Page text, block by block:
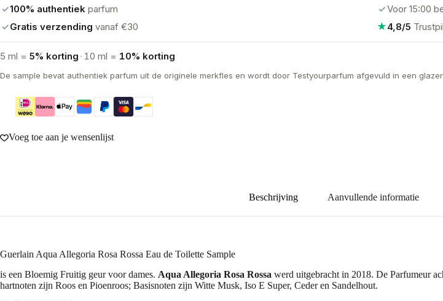
Eau
Toilette
aantal
✓100% authentiek parfum ✓Voor 15:00
✓Gratis verzending vanaf €30 ★4,8/5
5 ml = 5% korting · 10 ml = 10% korting
De sample bevat authentiek parfum uit de originele merkfles en wordt door Testyourparfum afgevuld in een
Voeg toe aan je wensenlijst
Beschrijving Aanvullende informatie
Guerlain Aqua Allegoria Rosa Rossa Eau de Toilette Sample
is een Bloemig Fruitig geur voor dames. Aqua Allegoria Rosa Rossa werd uitgebracht in 2018. De Parfumeur
hartnoten zijn Roos en Pioenroos; Basisnoten zijn Witte Musk, Iso E Super, Ceder en Sandelhout.